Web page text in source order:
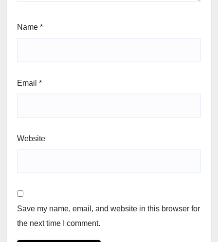
Name *
Email *
Website
Save my name, email, and website in this browser for
the next time I comment.